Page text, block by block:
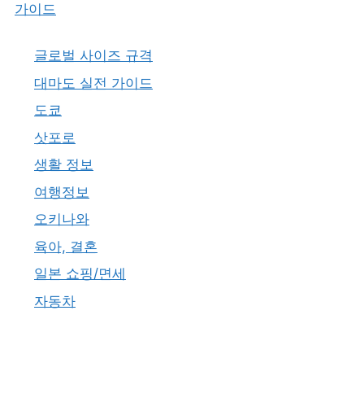
가이드
글로벌 사이즈 규격
대마도 실전 가이드
도쿄
삿포로
생활 정보
여행정보
오키나와
육아, 결혼
일본 쇼핑/면세
자동차